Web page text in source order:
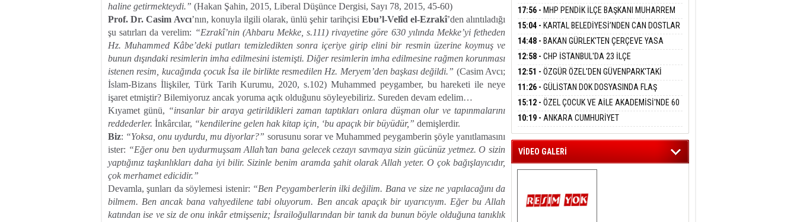
haline getirmekteydi.” (Hakan Şahin, 2015, Liberal Düşünce Dergisi, Sayı 78, 2015, 45-60)
Prof. Dr. Casim Avcı’nın, konuyla ilgili olarak, ünlü şehir tarihçisi Ebu’l-Velîd el-Ezrakî’den alıntıladığı
şu satırları da verelim: “Ezrakî’nin (Ahbaru Mekke, s.111) rivayetine göre 630 yılında Mekke’yi fetheden
Hz. Muhammed Kâbe’deki putları temizledikten sonra içeriye girip elini bir resmin üzerine koymuş ve
bunun dışındaki resimlerin imha edilmesini istemişti. Diğer resimlerin imha edilmesine rağmen korunması
istenen resim, kucağında çocuk İsa ile birlikte resmedilen Hz. Meryem’den başkası değildi.” (Casim Avcı;
İslam-Bizans İlişkiler, Türk Tarih Kurumu, 2020, s.102) Muhammed peygamber, bu hareketi ile neye
işaret etmiştir? Bilemiyoruz ancak yoruma açık olduğunu söyleyebiliriz. Sureden devam edelim…
Kıyamet günü, “insanlar bir araya getirildikleri zaman taptıkları onlara düşman olur ve tapınmalarını
reddederler. İnkârcılar, “kendilerine gelen hak kitap için, ‘bu apaçık bir büyüdür,” demişlerdir.
Biz: “Yoksa, onu uydurdu, mu diyorlar?” sorusunu sorar ve Muhammed peygamberin şöyle yanıtlamasını
ister: “Eğer onu ben uydurmuşsam Allah’tan bana gelecek cezayı savmaya sizin gücünüz yetmez. O sizin
yaptığınız taşkınlıkları daha iyi bilir. Sizinle benim aramda şahit olarak Allah yeter. O çok bağışlayıcıdır,
çok merhamet edicidir.”
Devamla, şunları da söylemesi istenir: “Ben Peygamberlerin ilki değilim. Bana ve size ne yapılacağını da
bilmem. Ben ancak bana vahyedilene tabi oluyorum. Ben ancak apaçık bir uyarıcıyım. Eğer bu Allah
katından ise ve siz de onu inkâr etmişseniz; İsrailoğullarından bir tanık da bunun böyle olduğuna tanıklık
BARIŞ BAŞARSLAN
ADANMAK
Meltem Kaynas
AFFETMEYECEĞİM!
ÇANKAYA HAKKINDA TAHLİYE KARARI
17:56 - MHP PENDİK İLÇE BAŞKANI MUHARREM
KIR KARTAL ORDULULAR DERNEĞİ HEYETİNİ
AĞIRLADI
15:04 - KARTAL BELEDİYESİ’NDEN CAN DOSTLAR
İÇİN DEV YATIRIM!
14:48 - BAKAN GÜRLEK'TEN ÇERÇEVE YASA
AÇIKLAMASI:''KIRMIZI ÇİZGİMİZ ŞEHİT AİLELERİ
VE GAZİLERİMİZİN HASSASİYETİDİR''
12:58 - CHP İSTANBUL'DA 23 İLÇE
BAŞKANLIĞI'NDA ATAMALAR GERÇEKLEŞTİ
12:51 - ÖZGÜR ÖZEL'DEN GÜVENPARK'TAKİ
GAZİLERE DESTEK:''SONUÇ ALANA KADAR
ARKANIZDAYIZ''
11:26 - GÜLİSTAN DOK DOSYASINDA FLAŞ
GELİŞME: 2 DALGIÇ DELİL KARARTMA
SUÇLAMASIYLA TUTUTKLANDI
15:12 - ÖZEL ÇOCUK VE AİLE AKADEMİSİ'NDE 60
ÇOCUĞA HİZMET VERİLDİ
10:19 - ANKARA CUMHURİYET
BAŞSAVCILIĞINDAN ÖZGÜR ÖZEL VE VELİ
AĞBABA HAKKINDA FEZLEKE
VİDEO GALERİ